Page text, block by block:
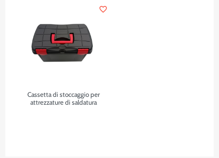
Cassetta di stoccaggio per
attrezzature di saldatura
favorite_border